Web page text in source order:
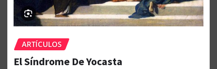
ARTÍCULOS
El Síndrome De Yocasta